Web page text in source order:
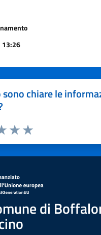
sono chiare le
Valuta 5 stelle su 5
Valuta 4 stelle su 5
3 stelle su 5
2 stelle su 5
su 5
di